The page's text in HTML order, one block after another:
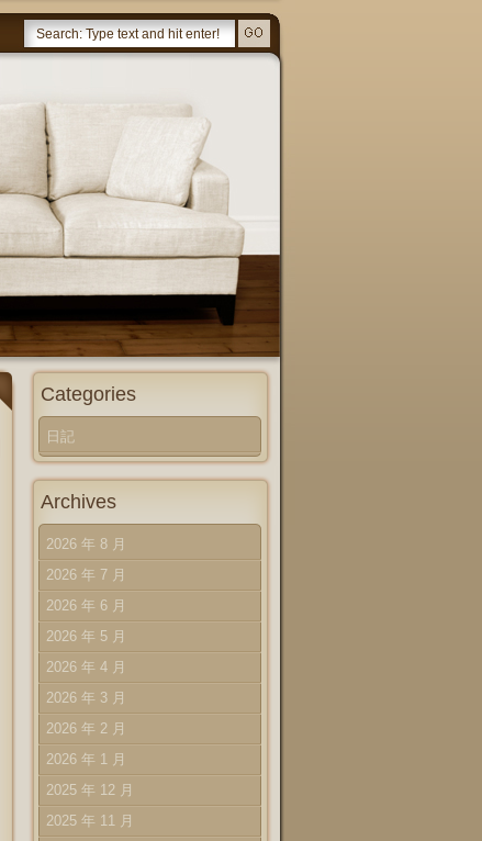
Categories
日記
Archives
2026 年 8 月
2026 年 7 月
2026 年 6 月
2026 年 5 月
2026 年 4 月
2026 年 3 月
2026 年 2 月
2026 年 1 月
2025 年 12 月
2025 年 11 月